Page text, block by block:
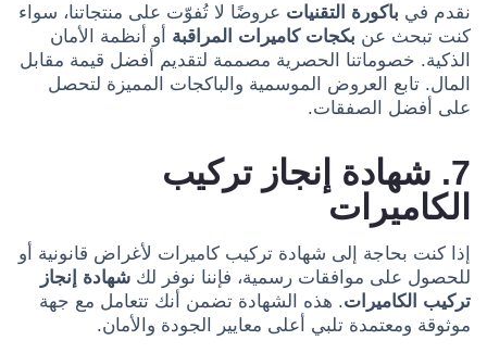
نقدم في باكورة التقنيات عروضًا لا تُفوّت على منتجاتنا، سواء
كنت تبحث عن بكجات كاميرات المراقبة أو أنظمة الأمان
الذكية. خصوماتنا الحصرية مصممة لتقديم أفضل قيمة مقابل
المال. تابع العروض الموسمية والباكجات المميزة لتحصل
على أفضل الصفقات.
7. شهادة إنجاز تركيب
الكاميرات
إذا كنت بحاجة إلى شهادة تركيب كاميرات لأغراض قانونية أو
للحصول على موافقات رسمية، فإننا نوفر لك شهادة إنجاز
تركيب الكاميرات. هذه الشهادة تضمن أنك تتعامل مع جهة
موثوقة ومعتمدة تلبي أعلى معايير الجودة والأمان.